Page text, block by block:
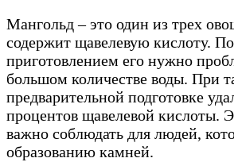
Мангольд – это один из трех
содержит щавелевую кислоту.
приготовлением его нужно
большом количестве воды. При
предварительной подготовке
процентов щавелевой кислоты.
важно соблюдать для людей,
образованию камней.